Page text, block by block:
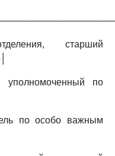
старший
по
по особо важным